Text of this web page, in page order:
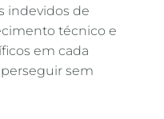
indevidos de
técnico e
em cada
sem